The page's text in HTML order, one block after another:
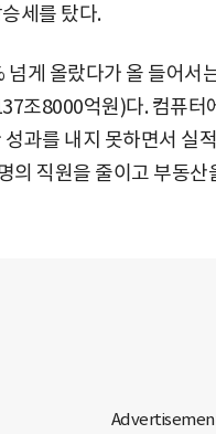
세를 탔다.
넘게 올랐다가 올 들어서
조8000억원)다. 컴퓨터
과를 내지 못하면서 실
의 직원을 줄이고 부동